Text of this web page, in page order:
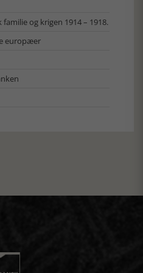
og krigen 1914 – 1918.
europæer